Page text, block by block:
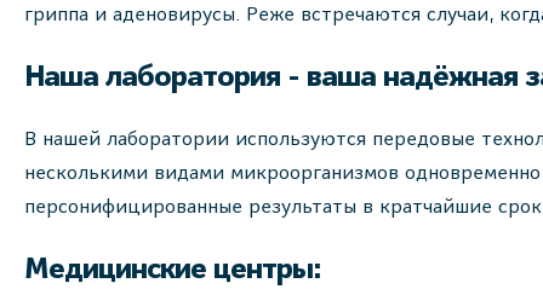
гриппа и аденовирусы. Реже встречаются случаи,
Наша лаборатория - ваша надёжная
В нашей лаборатории используются передовые
несколькими видами микроорганизмов
персонифицированные результаты в кратчайшие
Медицинские центры: